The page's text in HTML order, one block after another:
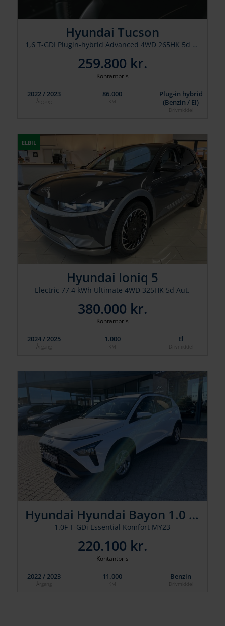
Hyundai Tucson
1,6 T-GDI Plugin-hybrid Advanced 4WD 265HK 5d 6g Aut.
259.800 kr.
Kontantpris
2022 / 2023
Årgang
86.000
KM
Plug-in hybrid
(Benzin / El)
Drivmiddel
ELBIL
Hyundai Ioniq 5
Electric 77,4 kWh Ultimate 4WD 325HK 5d Aut.
380.000 kr.
Kontantpris
2024 / 2025
Årgang
1.000
KM
El
Drivmiddel
Hyundai Hyundai Bayon 1.0 T-GDi / Esse
1.0F T-GDi Essential Komfort MY23
220.100 kr.
Kontantpris
2022 / 2023
Årgang
11.000
KM
Benzin
Drivmiddel